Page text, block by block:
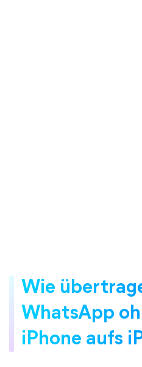
Wie
WhatsApp
iPhone aufs